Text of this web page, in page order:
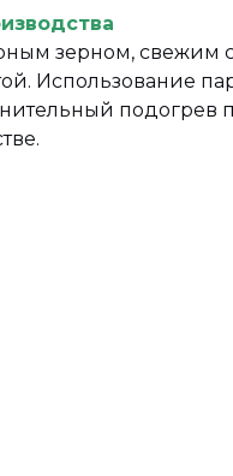
зерном, свежим
Использование
подогрев